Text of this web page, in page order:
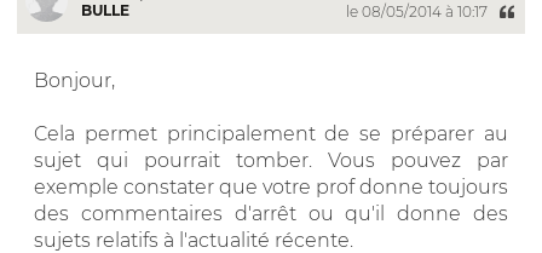
BULLE
le 08/05/2014 à 10:17
Bonjour,
Cela permet principalement de se préparer au
sujet qui pourrait tomber. Vous pouvez par
exemple constater que votre prof donne toujours
des commentaires d'arrêt ou qu'il donne des
sujets relatifs à l'actualité récente.